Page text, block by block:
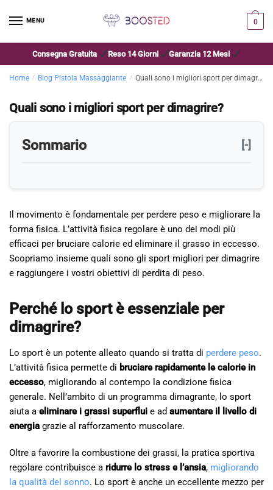
MENU 0
Consegna Gratuita Reso 14 Giorni Garanzia 12 Mesi
Home / Blog Pistola Massaggiante / Quali sono i migliori sport per dimagrire?
Quali sono i migliori sport per dimagrire?
Sommario [-]
Il movimento è fondamentale per perdere peso e migliorare la
forma fisica. L’attività fisica regolare è uno dei modi più
efficaci per bruciare calorie ed eliminare il grasso in eccesso.
Scopriamo insieme quali sono gli sport migliori per dimagrire
e raggiungere i vostri obiettivi di perdita di peso.
Perché lo sport è essenziale per
dimagrire?
Lo sport è un potente alleato quando si tratta di perdere peso.
L’attività fisica permette di bruciare rapidamente le calorie in
eccesso, migliorando al contempo la condizione fisica
generale. Nell’ambito di un programma dimagrante, lo sport
aiuta a eliminare i grassi superflui e ad aumentare il livello di
energia grazie al rafforzamento muscolare.
Oltre a favorire la combustione dei grassi, la pratica sportiva
regolare contribuisce a ridurre lo stress e l’ansia, migliorando
la qualità del sonno. Lo sport è anche un eccellente mezzo per